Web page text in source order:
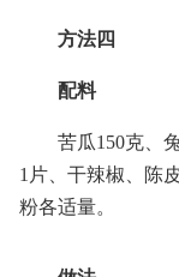
方法四
配料
苦瓜150克、
1片、干辣椒、陈
粉各适量。